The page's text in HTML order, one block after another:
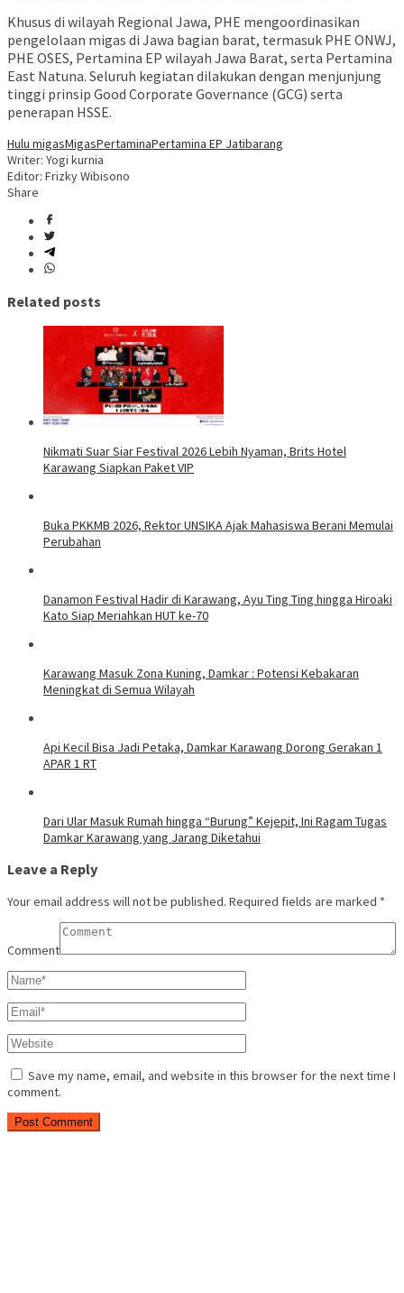
Khusus di wilayah Regional Jawa, PHE mengoordinasikan
pengelolaan migas di Jawa bagian barat, termasuk PHE ONWJ,
PHE OSES, Pertamina EP wilayah Jawa Barat, serta Pertamina
East Natuna. Seluruh kegiatan dilakukan dengan menjunjung
tinggi prinsip Good Corporate Governance (GCG) serta
penerapan HSSE.
Hulu migasMigasPertaminaPertamina EP Jatibarang
Writer: Yogi kurnia
Editor: Frizky Wibisono
Share
Related posts
Nikmati Suar Siar Festival 2026 Lebih Nyaman, Brits Hotel
Karawang Siapkan Paket VIP
Buka PKKMB 2026, Rektor UNSIKA Ajak Mahasiswa Berani Memulai
Perubahan
Danamon Festival Hadir di Karawang, Ayu Ting Ting hingga Hiroaki
Kato Siap Meriahkan HUT ke-70
Karawang Masuk Zona Kuning, Damkar : Potensi Kebakaran
Meningkat di Semua Wilayah
Api Kecil Bisa Jadi Petaka, Damkar Karawang Dorong Gerakan 1
APAR 1 RT
Dari Ular Masuk Rumah hingga “Burung” Kejepit, Ini Ragam Tugas
Damkar Karawang yang Jarang Diketahui
Leave a Reply
Your email address will not be published. Required fields are marked *
Comment
Save my name, email, and website in this browser for the next time I
comment.